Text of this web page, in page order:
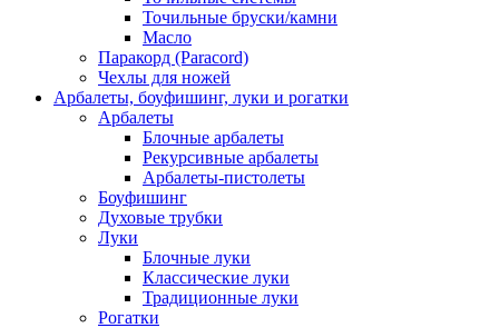
Точильные бруски/камни
Масло
Паракорд (Paracord)
Чехлы для ножей
Арбалеты, боуфишинг, луки и рогатки
Арбалеты
Блочные арбалеты
Рекурсивные арбалеты
Арбалеты-пистолеты
Боуфишинг
Духовые трубки
Луки
Блочные луки
Классические луки
Традиционные луки
Рогатки